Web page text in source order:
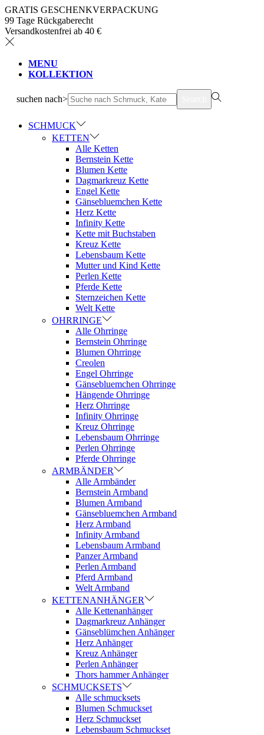
GRATIS GESCHENKVERPACKUNG
99 Tage Rückgaberecht
Versandkostenfrei ab 40 €
MENU
KOLLEKTION
suchen nach>
SCHMUCK
KETTEN
Alle Ketten
Bernstein Kette
Blumen Kette
Dagmarkreuz Kette
Engel Kette
Gänsebluemchen Kette
Herz Kette
Infinity Kette
Kette mit Buchstaben
Kreuz Kette
Lebensbaum Kette
Mutter und Kind Kette
Perlen Kette
Pferde Kette
Sternzeichen Kette
Welt Kette
OHRRINGE
Alle Ohrringe
Bernstein Ohrringe
Blumen Ohrringe
Creolen
Engel Ohrringe
Gänsebluemchen Ohrringe
Hängende Ohrringe
Herz Ohrringe
Infinity Ohrringe
Kreuz Ohrringe
Lebensbaum Ohrringe
Perlen Ohrringe
Pferde Ohrringe
ARMBÄNDER
Alle Armbänder
Bernstein Armband
Blumen Armband
Gänsebluemchen Armband
Herz Armband
Infinity Armband
Lebensbaum Armband
Panzer Armband
Perlen Armband
Pferd Armband
Welt Armband
KETTENANHÄNGER
Alle Kettenanhänger
Dagmarkreuz Anhänger
Gänseblümchen Anhänger
Herz Anhänger
Kreuz Anhänger
Perlen Anhänger
Thors hammer Anhänger
SCHMUCKSETS
Alle schmucksets
Blumen Schmuckset
Herz Schmuckset
Lebensbaum Schmuckset